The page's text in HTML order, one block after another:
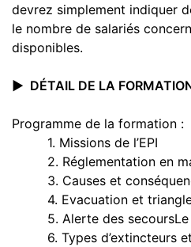
devrez simplement indiquer
le nombre de salariés
disponibles.
▶️ DÉTAIL DE LA
Programme de la formation :
1. Missions de l’EPI
2. Réglementation en
3. Causes et
4. Evacuation et triangle
5. Alerte des secoursLe
6. Types d’extincteurs et